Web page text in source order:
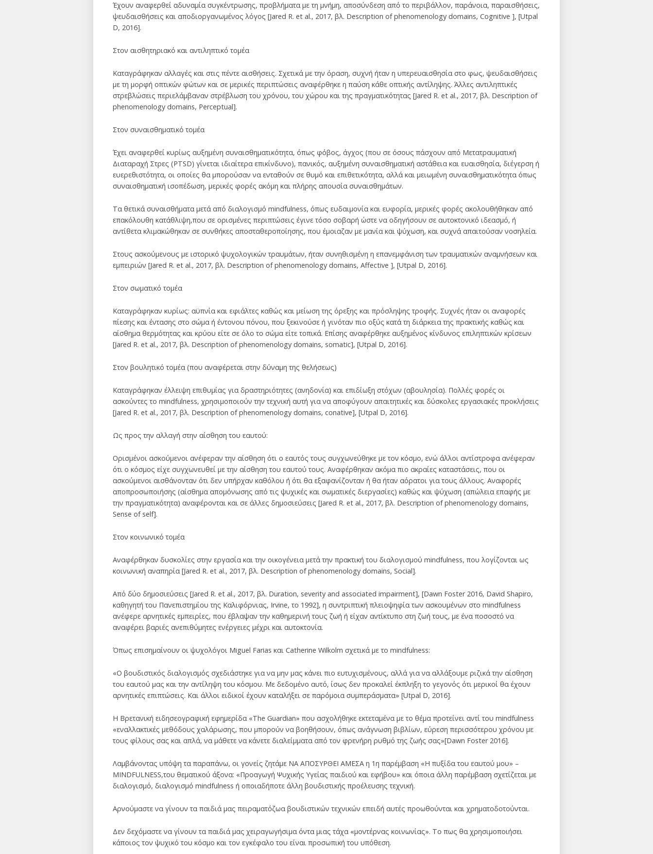
Έχουν αναφερθεί αδυναμία συγκέντρωσης, προβλήματα με τη μνήμη, αποσύνδεση από το περιβάλλον, παράνοια, παραισθήσεις,
ψευδαισθήσεις και αποδιοργανωμένος λόγος [Jared R. et al., 2017, βλ. Description of phenomenology domains, Cognitive ], [Utpal
D, 2016].
Στον αισθητηριακό και αντιληπτικό τομέα
Καταγράφηκαν αλλαγές και στις πέντε αισθήσεις. Σχετικά με την όραση, συχνή ήταν η υπερευαισθησία στο φως, ψευδαισθήσεις
με τη μορφή οπτικών φώτων και σε μερικές περιπτώσεις αναφέρθηκε η παύση κάθε οπτικής αντίληψης. Άλλες αντιληπτικές
στρεβλώσεις περιελάμβαναν στρέβλωση του χρόνου, του χώρου και της πραγματικότητας [Jared R. et al., 2017, βλ. Description of
phenomenology domains, Perceptual].
Στον συναισθηματικό τομέα
Έχει αναφερθεί κυρίως αυξημένη συναισθηματικότητα, όπως φόβος, άγχος (που σε όσους πάσχουν από Μετατραυματική
Διαταραχή Στρες (PTSD) γίνεται ιδιαίτερα επικίνδυνο), πανικός, αυξημένη συναισθηματική αστάθεια και ευαισθησία, διέγερση ή
ευερεθιστότητα, οι οποίες θα μπορούσαν να ενταθούν σε θυμό και επιθετικότητα, αλλά και μειωμένη συναισθηματικότητα όπως
συναισθηματική ισοπέδωση, μερικές φορές ακόμη και πλήρης απουσία συναισθημάτων.
Τα θετικά συναισθήματα μετά από διαλογισμό mindfulness, όπως ευδαιμονία και ευφορία, μερικές φορές ακολουθήθηκαν από
επακόλουθη κατάθλιψη,που σε ορισμένες περιπτώσεις έγινε τόσο σοβαρή ώστε να οδηγήσουν σε αυτοκτονικό ιδεασμό, ή
αντίθετα κλιμακώθηκαν σε συνθήκες αποσταθεροποίησης, που έμοιαζαν με μανία και ψύχωση, και συχνά απαιτούσαν νοσηλεία.
Στους ασκούμενους με ιστορικό ψυχολογικών τραυμάτων, ήταν συνηθισμένη η επανεμφάνιση των τραυματικών αναμνήσεων και
εμπειριών [Jared R. et al., 2017, βλ. Description of phenomenology domains, Affective ], [Utpal D, 2016].
Στον σωματικό τομέα
Καταγράφηκαν κυρίως: αϋπνία και εφιάλτες καθώς και μείωση της όρεξης και πρόσληψης τροφής. Συχνές ήταν οι αναφορές
πίεσης και έντασης στο σώμα ή έντονου πόνου, που ξεκινούσε ή γινόταν πιο οξύς κατά τη διάρκεια της πρακτικής καθώς και
αίσθημα θερμότητας και κρύου είτε σε όλο το σώμα είτε τοπικά. Επίσης αναφέρθηκε αυξημένος κίνδυνος επιληπτικών κρίσεων
[Jared R. et al., 2017, βλ. Description of phenomenology domains, somatic], [Utpal D, 2016].
Στον βουλητικό τομέα (που αναφέρεται στην δύναμη της θελήσεως)
Καταγράφηκαν έλλειψη επιθυμίας για δραστηριότητες (ανηδονία) και επιδίωξη στόχων (αβουλησία). Πολλές φορές οι
ασκούντες το mindfulness, χρησιμοποιούν την τεχνική αυτή για να αποφύγουν απαιτητικές και δύσκολες εργασιακές προκλήσεις
[Jared R. et al., 2017, βλ. Description of phenomenology domains, conative], [Utpal D, 2016].
Ως προς την αλλαγή στην αίσθηση του εαυτού:
Ορισμένοι ασκούμενοι ανέφεραν την αίσθηση ότι ο εαυτός τους συγχωνεύθηκε με τον κόσμο, ενώ άλλοι αντίστροφα ανέφεραν
ότι ο κόσμος είχε συγχωνευθεί με την αίσθηση του εαυτού τους. Αναφέρθηκαν ακόμα πιο ακραίες καταστάσεις, που οι
ασκούμενοι αισθάνονταν ότι δεν υπήρχαν καθόλου ή ότι θα εξαφανίζονταν ή θα ήταν αόρατοι για τους άλλους. Αναφορές
αποπροσωποιήσης (αίσθημα απομόνωσης από τις ψυχικές και σωματικές διεργασίες) καθώς και ψύχωση (απώλεια επαφής με
την πραγματικότητα) αναφέρονται και σε άλλες δημοσιεύσεις [Jared R. et al., 2017, βλ. Description of phenomenology domains,
Sense of self].
Στον κοινωνικό τομέα
Αναφέρθηκαν δυσκολίες στην εργασία και την οικογένεια μετά την πρακτική του διαλογισμού mindfulness, που λογίζονται ως
κοινωνική αναπηρία [Jared R. et al., 2017, βλ. Description of phenomenology domains, Social].
Από δύο δημοσιεύσεις [Jared R. et al., 2017, βλ. Duration, severity and associated impairment], [Dawn Foster 2016, David Shapiro,
καθηγητή του Πανεπιστημίου της Καλιφόρνιας, Irvine, το 1992], η συντριπτική πλειοψηφία των ασκουμένων στο mindfulness
ανέφερε αρνητικές εμπειρίες, που έβλαψαν την καθημερινή τους ζωή ή είχαν αντίκτυπο στη ζωή τους, με ένα ποσοστό να
αναφέρει βαριές ανεπιθύμητες ενέργειες μέχρι και αυτοκτονία.
Όπως επισημαίνουν οι ψυχολόγοι Miguel Farias και Catherine Wilkolm σχετικά με το mindfulness:
«Ο βουδιστικός διαλογισμός σχεδιάστηκε για να μην μας κάνει πιο ευτυχισμένους, αλλά για να αλλάξουμε ριζικά την αίσθηση
του εαυτού μας και την αντίληψη του κόσμου. Με δεδομένο αυτό, ίσως δεν προκαλεί έκπληξη το γεγονός ότι μερικοί θα έχουν
αρνητικές επιπτώσεις. Και άλλοι ειδικοί έχουν καταλήξει σε παρόμοια συμπεράσματα» [Utpal D, 2016].
Η Βρετανική ειδησεογραφική εφημερίδα «The Guardian» που ασχολήθηκε εκτεταμένα με το θέμα προτείνει αντί του mindfulness
«εναλλακτικές μεθόδους χαλάρωσης, που μπορούν να βοηθήσουν, όπως ανάγνωση βιβλίων, εύρεση περισσότερου χρόνου με
τους φίλους σας και απλά, να μάθετε να κάνετε διαλείμματα από τον φρενήρη ρυθμό της ζωής σας»[Dawn Foster 2016].
Λαμβάνοντας υπόψη τα παραπάνω, οι γονείς ζητάμε ΝΑ ΑΠΟΣΥΡΘΕΙ ΑΜΕΣΑ η 1η παρέμβαση «Η πυξίδα του εαυτού μου» –
MINDFULNESS,του θεματικού άξονα: «Προαγωγή Ψυχικής Υγείας παιδιού και εφήβου» και όποια άλλη παρέμβαση σχετίζεται με
διαλογισμό, διαλογισμό mindfulness ή οποιαδήποτε άλλη βουδιστικής προέλευσης τεχνική.
Αρνούμαστε να γίνουν τα παιδιά μας πειραματόζωα βουδιστικών τεχνικών επειδή αυτές προωθούνται και χρηματοδοτούνται.
Δεν δεχόμαστε να γίνουν τα παιδιά μας χειραγωγήσιμα όντα μιας τάχα «μοντέρνας κοινωνίας». Το πως θα χρησιμοποιήσει
κάποιος τον ψυχικό του κόσμο και τον εγκέφαλο του είναι προσωπική του υπόθεση.